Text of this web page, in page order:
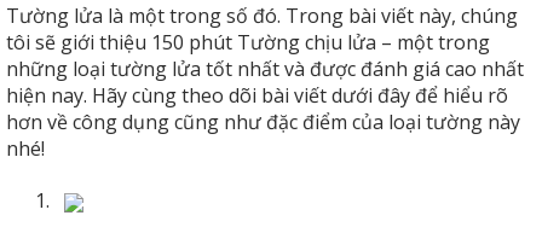
Tường lửa là một trong số đó. Trong bài viết này, chúng
tôi sẽ giới thiệu 150 phút Tường chịu lửa – một trong
những loại tường lửa tốt nhất và được đánh giá cao nhất
hiện nay. Hãy cùng theo dõi bài viết dưới đây để hiểu rõ
hơn về công dụng cũng như đặc điểm của loại tường này
nhé!
1.